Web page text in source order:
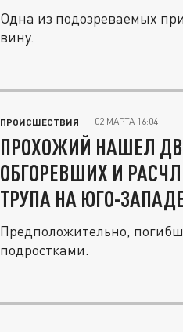
Одна из подозреваемых
вину.
ПРОИСШЕСТВИЯ 02 МАРТА 16:04
ПРОХОЖИЙ НАШЕЛ
ОБГОРЕВШИХ И
ТРУПА НА ЮГО-
Предположительно,
подростками.